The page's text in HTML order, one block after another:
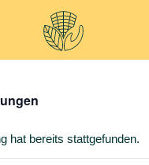
hat bereits stattgefunden.